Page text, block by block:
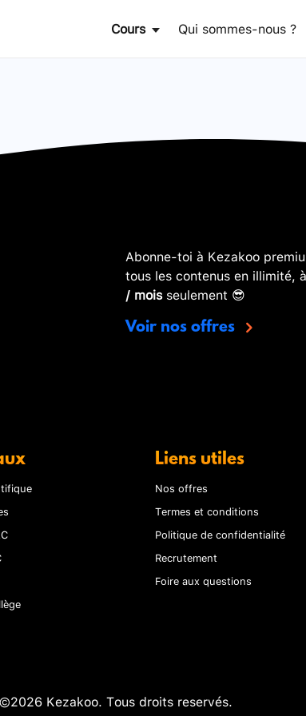
Cours Qui sommes-nous ?
Abonne-toi à Kezakoo
tous les contenus en illimité,
/ moisseulement 😎
Voir nos offres
Liens utiles
Nos offres
Termes et conditions
Politique de confidentialité
Recrutement
Foire aux questions
©2026 Kezakoo. Tous droits reservés.